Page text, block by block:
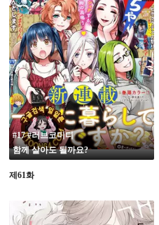
19
#17 #러브코미디
함께 살아도 될까요?
제61화